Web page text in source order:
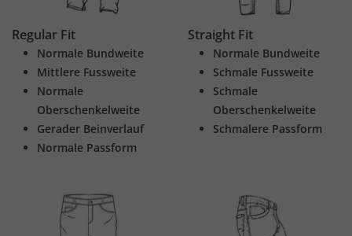
Regular Fit
Normale Bundweite
Mittlere Fussweite
Normale
Oberschenkelweite
Gerader Beinverlauf
Normale Passform
Straight Fit
Normale Bundweite
Schmale Fussweite
Schmale
Oberschenkelweite
Schmalere Passform